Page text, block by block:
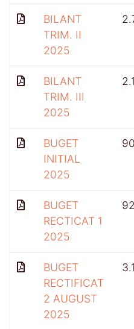
BILANT
TRIM. II
2025
BILANT
TRIM. III
2025
BUGET
INITIAL
2025
BUGET
RECTICAT 1
2025
BUGET
RECTIFICAT
2 AUGUST
2025